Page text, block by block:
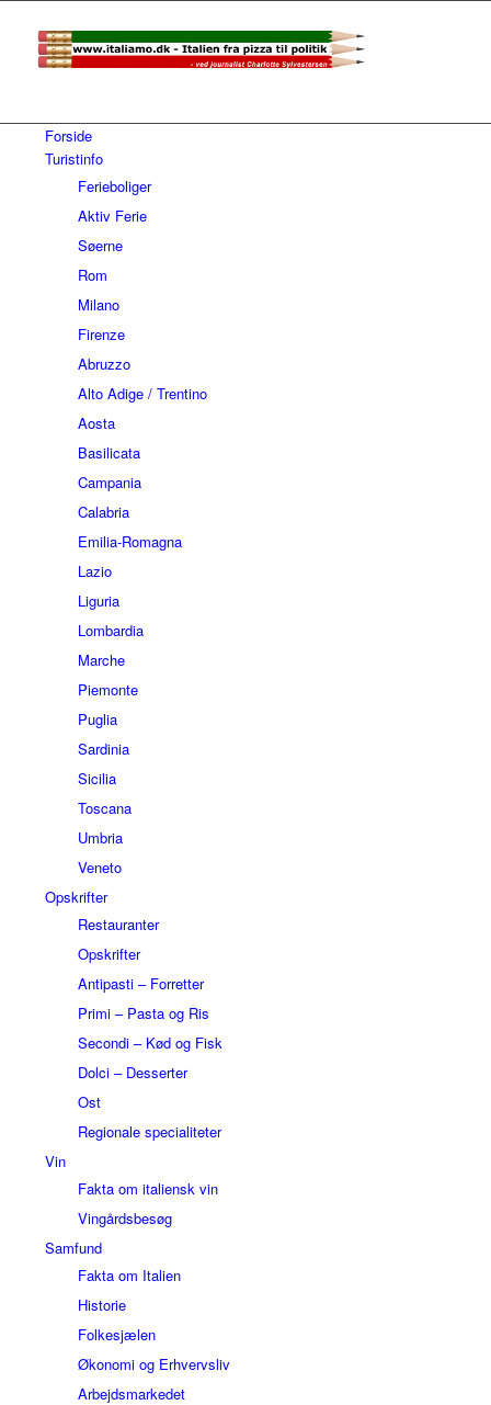
Forside
Turistinfo
Ferieboliger
Aktiv Ferie
Søerne
Rom
Milano
Firenze
Abruzzo
Alto Adige / Trentino
Aosta
Basilicata
Campania
Calabria
Emilia-Romagna
Lazio
Liguria
Lombardia
Marche
Piemonte
Puglia
Sardinia
Sicilia
Toscana
Umbria
Veneto
Opskrifter
Restauranter
Opskrifter
Antipasti – Forretter
Primi – Pasta og Ris
Secondi – Kød og Fisk
Dolci – Desserter
Ost
Regionale specialiteter
Vin
Fakta om italiensk vin
Vingårdsbesøg
Samfund
Fakta om Italien
Historie
Folkesjælen
Økonomi og Erhvervsliv
Arbejdsmarkedet